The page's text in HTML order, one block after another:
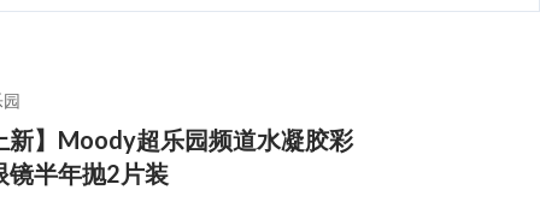
新】Moody超乐园频道水凝胶彩
镜半年抛2片装